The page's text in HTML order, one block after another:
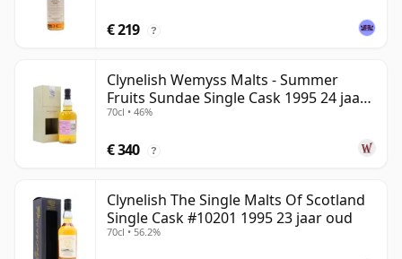
€ 219 ?
Clynelish Wemyss Malts - Summer
Fruits Sundae Single Cask 1995 24 jaar
oud
70cl • 46%
€ 340 ?
Clynelish The Single Malts Of Scotland
Single Cask #10201 1995 23 jaar oud
70cl • 56.2%